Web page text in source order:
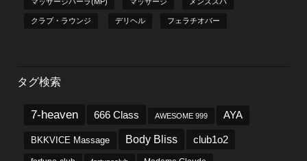
クラブ・ラウンジ デリヘル フェラチオバー
タグ検索
7-heaven 666 Class AWESOME 999 AYA
BKKVICE Massage Body Bliss club1o2